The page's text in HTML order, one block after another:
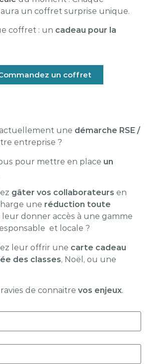
un coffret surprise unique.
coffret : un cadeau pour la
un coffret
une démarche RSE /
entreprise ?
pour mettre en place un
gâter vos collaborateurs en
une réduction toute
donner accès à une gamme
et locale ?
leur offrir une carte cadeau
des classes, Noël, ou une
de connaitre vos enjeux.